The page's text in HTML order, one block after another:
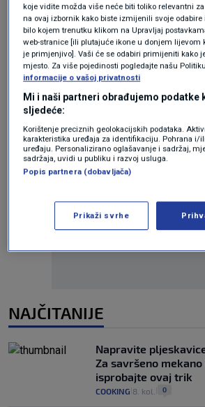
Pratite nas na
Oglas
NAJČITANIJE
Napravite
Za savršeno
isprobajte ovaj trik
COOKING 8. kol. 0
koje vidite možda više neće biti toliko relevantni
na ovaj izbornik kako biste izmijenili svoje
bilo kojem trenutku klikom na Upravljaj
web-stranice [ili plutajuće ikone u donjem lijevom
je primjenjivo]. Vaši će se odabiri primijeniti kako
mjesto. Za više pojedinosti pogledajte našu
informacije o vašoj privatnosti
Mi i naši partneri obrađujemo podatke
sljedeće:
Korištenje preciznih geolokacijskih podataka.
karakteristika uređaja za identifikaciju. Pohrana i/
uređaju. Personalizirano oglašavanje i sadržaj,
sadržaja, uvidi u publiku i razvoj usluga.
Popis partnera (dobavljača)
Prikaži svrhe